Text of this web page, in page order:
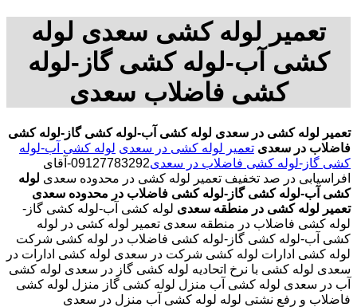
تعمیر لوله کشی سعدی لوله
کشی آب-لوله کشی گاز-لوله
کشی فاضلاب سعدی
تعمیر لوله کشی در سعدی لوله کشی آب-لوله کشی گاز-لوله کشی
فاضلاب در سعدی تعمیر لوله کشی در سعدی لوله کشی آب-لوله
کشی گاز-لوله کشی فاضلاب در سعدی
09127783292-آقای
افراسیابی در صد تخفیف تعمیر لوله کشی در محدوده سعدی لوله
کشی آب-لوله کشی گاز-لوله کشی فاضلاب در محدوده سعدی
تعمیر لوله کشی در منطقه سعدی لوله کشی آب-لوله کشی گاز-
لوله کشی فاضلاب در منطقه سعدی تعمیر لوله کشی در لوله
کشی آب-لوله کشی گاز-لوله کشی فاضلاب در لوله کشی شرکت
لوله کشی ادارات لوله کشی شرکت در سعدی لوله کشی ادارات در
سعدی لوله کشی با نرخ اتحادیه لوله کشی گاز در سعدی لوله کشی
آب در سعدی لوله کشی آب منزل لوله کشی گاز منزل لوله کشی
فاضلاب و رفع نشتی لوله لوله کشی آب منزل در سعدی